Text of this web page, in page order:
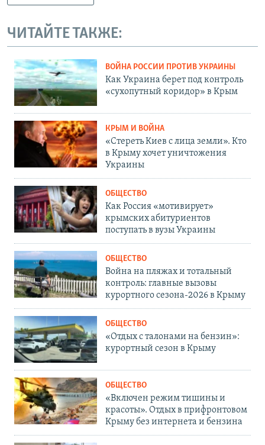
ЧИТАЙТЕ ТАКЖЕ:
ВОЙНА РОССИИ ПРОТИВ УКРАИНЫ
Как Украина берет под контроль
«сухопутный коридор» в Крым
КРЫМ И ВОЙНА
«Стереть Киев с лица земли». Кто
в Крыму хочет уничтожения
Украины
ОБЩЕСТВО
Как Россия «мотивирует»
крымских абитуриентов
поступать в вузы Украины
ОБЩЕСТВО
Война на пляжах и тотальный
контроль: главные вызовы
курортного сезона-2026 в Крыму
ОБЩЕСТВО
«Отдых с талонами на бензин»:
курортный сезон в Крыму
ОБЩЕСТВО
«Включен режим тишины и
красоты». Отдых в прифронтовом
Крыму без интернета и бензина